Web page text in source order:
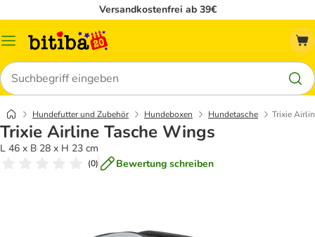
Versandkostenfrei ab 39€
Menü
Suchen
Hundefutter und Zubehör Hundeboxen Hundetasche Trixie
Trixie Airline Tasche Wings
L 46 x B 28 x H 23 cm
(0) Bewertung schreiben